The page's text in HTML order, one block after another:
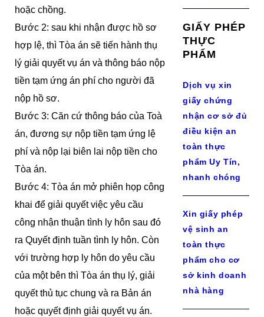
hoặc chồng.
Bước 2: sau khi nhận được hồ sơ
hợp lệ, thì Tòa án sẽ tiến hành thụ
lý giải quyết vụ án và thông báo nộp
tiền tạm ứng án phí cho người đã
nộp hồ sơ.
Bước 3: Căn cứ thông báo của Toà
án, đương sự nộp tiền tạm ứng lệ
phí và nộp lại biên lai nộp tiền cho
Tòa án.
Bước 4: Tòa án mở phiên họp công
khai để giải quyết việc yêu cầu
công nhận thuận tình ly hôn sau đó
ra Quyết định tuần tình ly hôn. Còn
với trường hợp ly hôn do yêu cầu
của một bên thì Tòa án thụ lý, giải
quyết thủ tục chung và ra Bản án
hoặc quyết định giải quyết vụ án.
GIẤY PHÉP
THỰC
PHẨM
Dịch vụ xin
giấy chứng
nhận cơ sở đủ
điều kiện an
toàn thực
phẩm Uy Tín,
nhanh chóng
Xin giấy phép
vệ sinh an
toàn thực
phẩm cho cơ
sở kinh doanh
nhà hàng